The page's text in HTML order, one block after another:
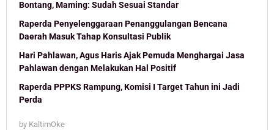
Bontang, Maming: Sudah Sesuai Standar
Raperda Penyelenggaraan Penanggulangan Bencana
Daerah Masuk Tahap Konsultasi Publik
Hari Pahlawan, Agus Haris Ajak Pemuda Menghargai Jasa
Pahlawan dengan Melakukan Hal Positif
Raperda PPPKS Rampung, Komisi I Target Tahun ini Jadi
Perda
by KaltimOke